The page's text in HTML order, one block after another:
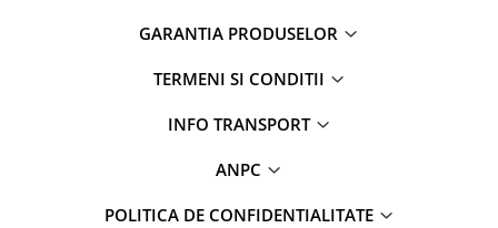
Rame adaptoare Isuzu
GARANTIA PRODUSELOR
TERMENI SI CONDITII
INFO TRANSPORT
ANPC
POLITICA DE CONFIDENTIALITATE